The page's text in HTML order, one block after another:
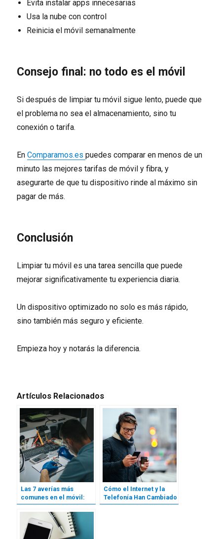
Evita instalar apps innecesarias
Usa la nube con control
Reinicia el móvil semanalmente
Consejo final: no todo es el móvil
Si después de limpiar tu móvil sigue lento, puede que
el problema no sea el almacenamiento, sino tu
conexión o tarifa.
EnComparamos.espuedes comparar en menos de un
minuto las mejores tarifas de móvil y fibra, y
asegurarte de que tu dispositivo rinde al máximo sin
pagar de más.
Conclusión
Limpiar tu móvil es una tarea sencilla que puede
mejorar significativamente tu experiencia diaria.
Un dispositivo optimizado no solo es más rápido,
sino también más seguro y eficiente.
Empieza hoy y notarás la diferencia.
Artículos Relacionados
Las 7 averías más
comunes en el móvil:
cómo evitarlas y
solucionarlas
Cómo el Internet y la
Telefonía Han Cambiado
Nuestras Vidas: Acceso,